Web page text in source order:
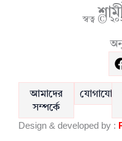
স্বত্ব ©
আমাদের
সম্পর্কে
যোগাযোগ
Design & developed by :